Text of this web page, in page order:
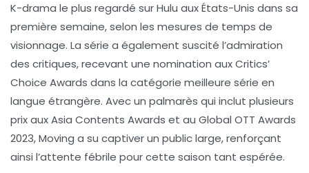
K-drama le plus regardé sur Hulu aux États-Unis dans sa
première semaine, selon les mesures de temps de
visionnage. La série a également suscité l’admiration
des critiques, recevant une nomination auxCritics’
Choice Awards dans la catégorie meilleure série en
langue étrangère. Avec un palmarès qui inclut plusieurs
prix auxAsia Contents Awards et au Global OTT Awards
2023,Moving a su captiver un public large, renforçant
ainsi l’attente fébrile pour cette saison tant espérée.